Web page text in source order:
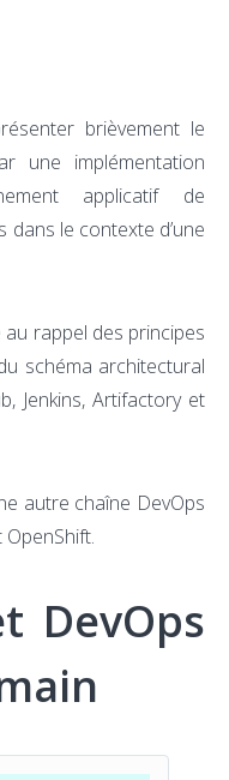
brièvement le
une implémentation
applicatif de
dans le contexte d’une
rappel des principes
schéma architectural
Jenkins, Artifactory et
autre chaîne DevOps
OpenShift.